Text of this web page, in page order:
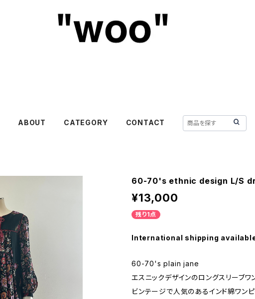
ABOUT CATEGORY CONTACT
60-70's ethnic design L/S
¥13,000
残り1点
International shipping
60-70's plain jane
エスニックデザインのロングスリーブワ
ビンテージで人気のあるインド綿ワン